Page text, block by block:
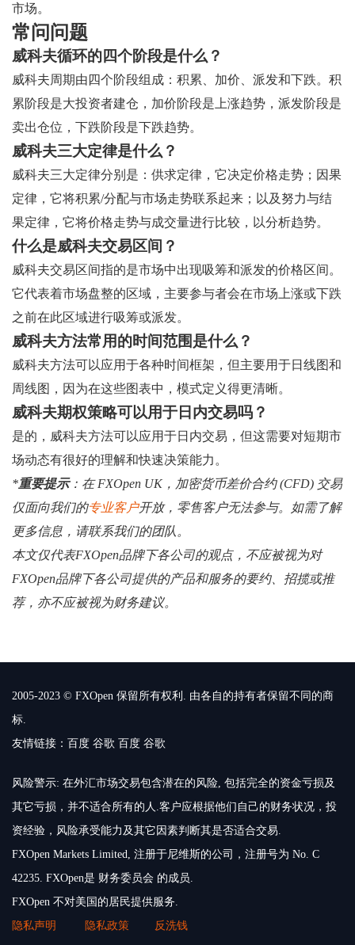
市场。
常问问题
威科夫循环的四个阶段是什么？
威科夫周期由四个阶段组成：积累、加价、派发和下跌。积
累阶段是大投资者建仓，加价阶段是上涨趋势，派发阶段是
卖出仓位，下跌阶段是下跌趋势。
威科夫三大定律是什么？
威科夫三大定律分别是：供求定律，它决定价格走势；因果
定律，它将积累/分配与市场走势联系起来；以及努力与结
果定律，它将价格走势与成交量进行比较，以分析趋势。
什么是威科夫交易区间？
威科夫交易区间指的是市场中出现吸筹和派发的价格区间。
它代表着市场盘整的区域，主要参与者会在市场上涨或下跌
之前在此区域进行吸筹或派发。
威科夫方法常用的时间范围是什么？
威科夫方法可以应用于各种时间框架，但主要用于日线图和
周线图，因为在这些图表中，模式定义得更清晰。
威科夫期权策略可以用于日内交易吗？
是的，威科夫方法可以应用于日内交易，但这需要对短期市
场动态有很好的理解和快速决策能力。
*重要提示：在 FXOpen UK，加密货币差价合约 (CFD) 交易
仅面向我们的专业客户开放，零售客户无法参与。如需了解
更多信息，请联系我们的团队。
本文仅代表FXOpen品牌下各公司的观点，不应被视为对
FXOpen品牌下各公司提供的产品和服务的要约、招揽或推
荐，亦不应被视为财务建议。
2005-2023 © FXOpen 保留所有权利. 由各自的持有者保留不同的商
标.
友情链接： 百度 谷歌 百度 谷歌
风险警示: 在外汇市场交易包含潜在的风险, 包括完全的资金亏损及
其它亏损，并不适合所有的人.客户应根据他们自己的财务状况，投
资经验，风险承受能力及其它因素判断其是否适合交易.
FXOpen Markets Limited, 注册于尼维斯的公司，注册号为 No. C
42235. FXOpen是 财务委员会 的成员.
FXOpen 不对美国的居民提供服务.
隐私声明
隐私政策 反洗钱